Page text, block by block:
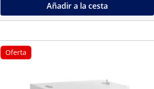
Añadir a la cesta
Oferta